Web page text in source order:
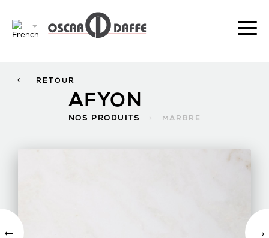
AFYON
NOS PRODUITS MARBRE
RETOUR